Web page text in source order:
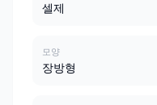
셀제
모양
장방형